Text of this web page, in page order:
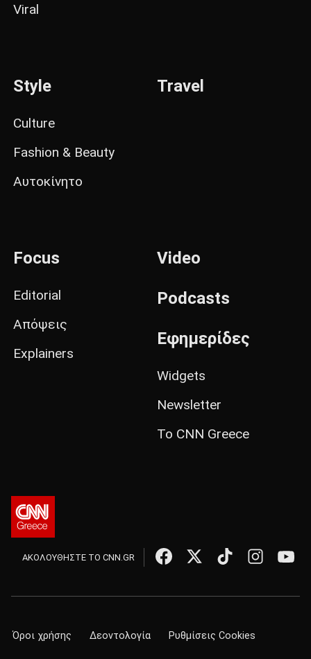
Viral
Style
Culture
Fashion & Beauty
Αυτοκίνητο
Travel
Focus
Editorial
Απόψεις
Explainers
Video
Podcasts
Εφημερίδες
Widgets
Newsletter
Το CNN Greece
ΑΚΟΛΟΥΘΗΣΤΕ ΤΟ CNN.GR
Όροι χρήσης Δεοντολογία Ρυθμίσεις Cookies